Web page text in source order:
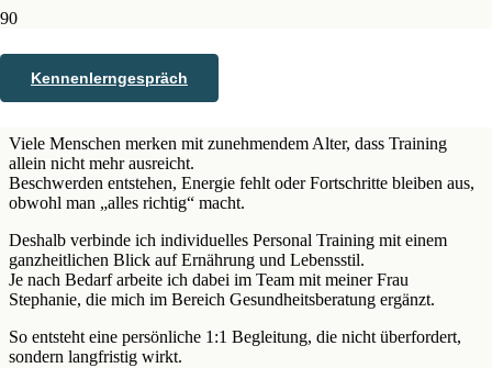
Kennenlerngespräch
Stark, beweglich und leistungsfähig
bleiben – auch ab 40
Viele Menschen merken mit zunehmendem Alter, dass Training
allein nicht mehr ausreicht.
Beschwerden entstehen, Energie fehlt oder Fortschritte bleiben aus,
obwohl man „alles richtig“ macht.
Deshalb verbinde ich individuelles Personal Training mit einem
ganzheitlichen Blick auf Ernährung und Lebensstil.
Je nach Bedarf arbeite ich dabei im Team mit meiner Frau
Stephanie, die mich im Bereich Gesundheitsberatung ergänzt.
So entsteht eine persönliche 1:1 Begleitung, die nicht überfordert,
sondern langfristig wirkt.